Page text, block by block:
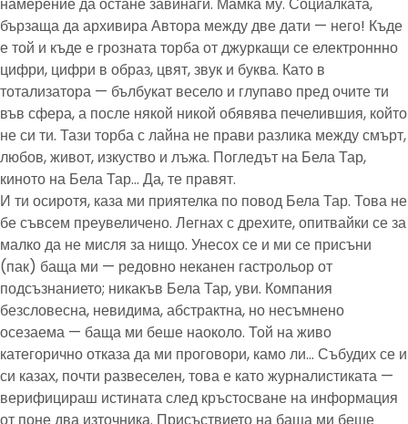
бързаща да архивира Автора между две дати — него! Къде
е той и къде е грозната торба от джуркащи се електроннно
цифри, цифри в образ, цвят, звук и буква. Като в
тотализатора — бълбукат весело и глупаво пред очите ти
във сфера, а после някой никой обявява печелившия, който
не си ти. Тази торба с лайна не прави разлика между смърт,
любов, живот, изкуство и лъжа. Погледът на Бела Тар,
киното на Бела Тар… Да, те правят.
И ти осиротя, каза ми приятелка по повод Бела Тар. Това не
бе съвсем преувеличено. Легнах с дрехите, опитвайки се за
малко да не мисля за нищо. Унесох се и ми се присъни
(пак) баща ми — редовно неканен гастрольор от
подсъзнанието; никакъв Бела Тар, уви. Компания
безсловесна, невидима, абстрактна, но несъмнено
осезаема — баща ми беше наоколо. Той на живо
категорично отказа да ми проговори, камо ли… Събудих се и
си казах, почти развеселен, това е като журналистиката —
верифицираш истината след кръстосване на информация
от поне два източника. Присъствието на баща ми беше